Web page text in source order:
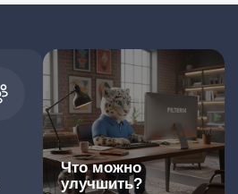
Что можно
улучшить?